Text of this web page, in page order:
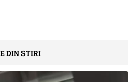
DIN STIRI